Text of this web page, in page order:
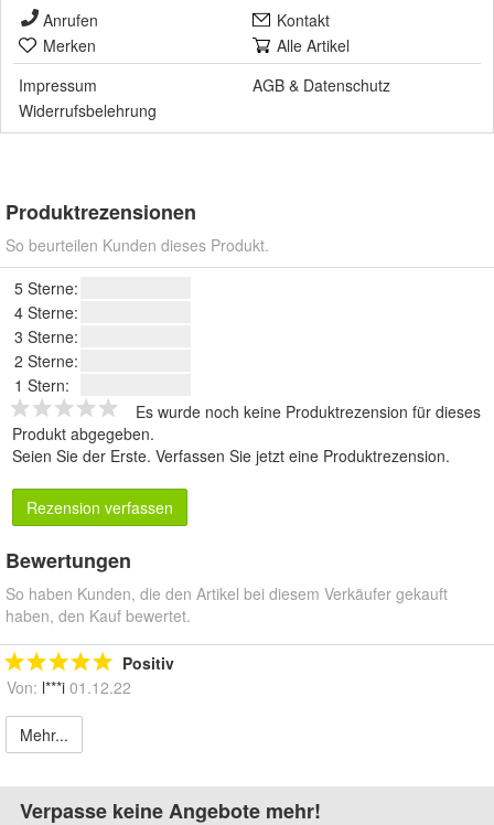
Anrufen
Kontakt
Merken
Alle Artikel
Impressum
AGB & Datenschutz
Widerrufsbelehrung
Produktrezensionen
So beurteilen Kunden dieses Produkt.
5 Sterne:
4 Sterne:
3 Sterne:
2 Sterne:
1 Stern:
Es wurde noch keine Produktrezension für dieses
Produkt abgegeben.
Seien Sie der Erste. Verfassen Sie jetzt eine Produktrezension.
Rezension verfassen
Bewertungen
So haben Kunden, die den Artikel bei diesem Verkäufer gekauft
haben, den Kauf bewertet.
Positiv
Von: l***i 01.12.22
Mehr...
Verpasse keine Angebote mehr!